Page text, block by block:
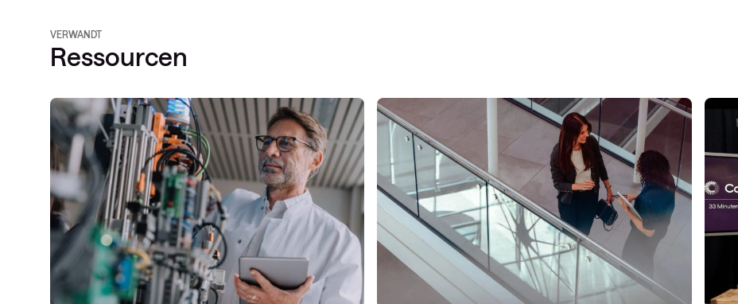
VERWANDT
Ressourcen